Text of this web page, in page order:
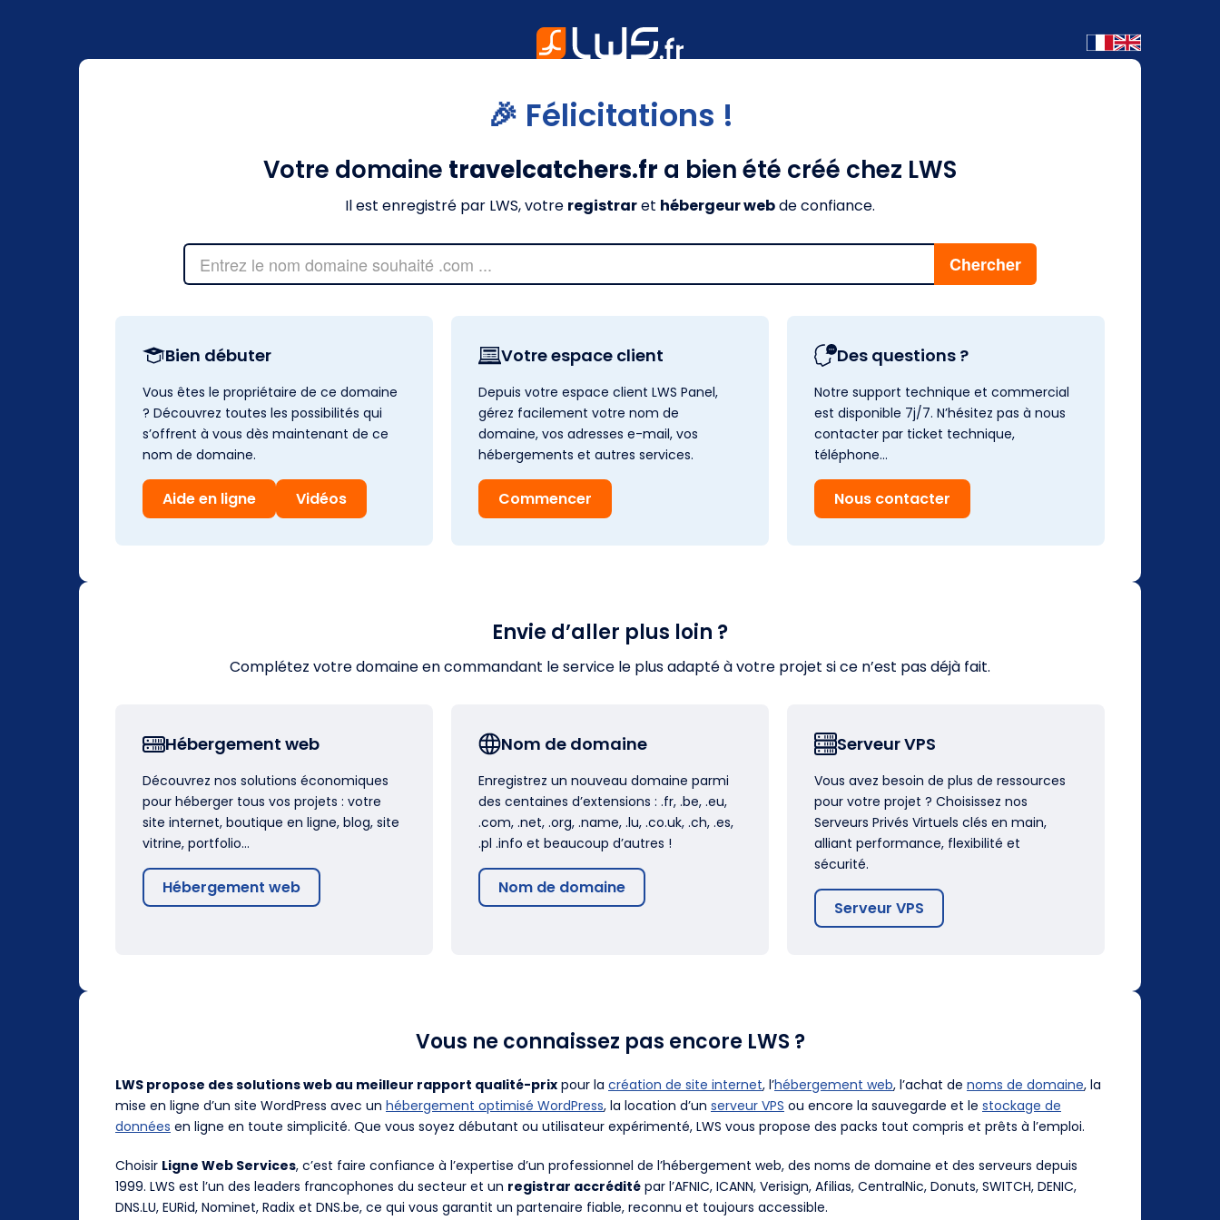
🎉 Félicitations !
Votre domaine travelcatchers.fr a bien été créé chez LWS
Il est enregistré par LWS, votre registraret hébergeur webde confiance.
Bien débuter
Vous êtes le propriétaire de ce domaine
? Découvrez toutes les possibilités qui
s’offrent à vous dès maintenant de ce
nom de domaine.
Aide en ligne Vidéos
Votre espace client
Depuis votre espace client LWS Panel,
gérez facilement votre nom de
domaine, vos adresses e-mail, vos
hébergements et autres services.
Commencer
Des questions ?
Notre support technique et commercial
est disponible 7j/7. N’hésitez pas à nous
contacter par ticket technique,
téléphone…
Nous contacter
Envie d’aller plus loin ?
Complétez votre domaine en commandant le service le plus adapté à votre projet si ce n’est pas déjà fait.
Hébergement web
Découvrez nos solutions économiques
pour héberger tous vos projets : votre
site internet, boutique en ligne, blog, site
vitrine, portfolio…
Hébergement web
Nom de domaine
Enregistrez un nouveau domaine parmi
des centaines d’extensions : .fr, .be, .eu,
.com, .net, .org, .name, .lu, .co.uk, .ch, .es,
.pl .info et beaucoup d’autres !
Nom de domaine
Serveur VPS
Vous avez besoin de plus de ressources
pour votre projet ? Choisissez nos
Serveurs Privés Virtuels clés en main,
alliant performance, flexibilité et
sécurité.
Serveur VPS
Vous ne connaissez pas encore LWS ?
LWS propose des solutions web au meilleur rapport qualité-prix pour la création de site internet, l’hébergement web, l’achat de noms de domaine, la
mise en ligne d’un site WordPress avec un hébergement optimisé WordPress, la location d’un serveur VPS ou encore la sauvegarde et le stockage de
données en ligne en toute simplicité. Que vous soyez débutant ou utilisateur expérimenté, LWS vous propose des packs tout compris et prêts à l’emploi.
Choisir Ligne Web Services, c’est faire confiance à l’expertise d’un professionnel de l’hébergement web, des noms de domaine et des serveurs depuis
1999. LWS est l’un des leaders francophones du secteur et un registrar accrédité par l’AFNIC, ICANN, Verisign, Afilias, CentralNic, Donuts, SWITCH, DENIC,
DNS.LU, EURid, Nominet, Radix et DNS.be, ce qui vous garantit un partenaire fiable, reconnu et toujours accessible.